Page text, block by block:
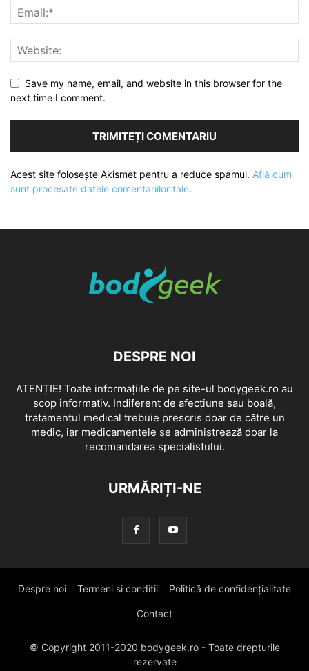
Save my name, email, and website in this browser for the
next time I comment.
Acest site folosește Akismet pentru a reduce spamul. Află cum
sunt procesate datele comentariilor tale.
DESPRE NOI
ATENȚIE! Toate informațiile de pe site-ul bodygeek.ro au
scop informativ. Indiferent de afecțiune sau boală,
tratamentul medical trebuie prescris doar de către un
medic, iar medicamentele se administrează doar la
recomandarea specialistului.
URMĂRIȚI-NE
Despre noi Termeni si conditii Politică de confidențialitate
Contact
© Copyright 2011-2020 bodygeek.ro - Toate drepturile
rezervate